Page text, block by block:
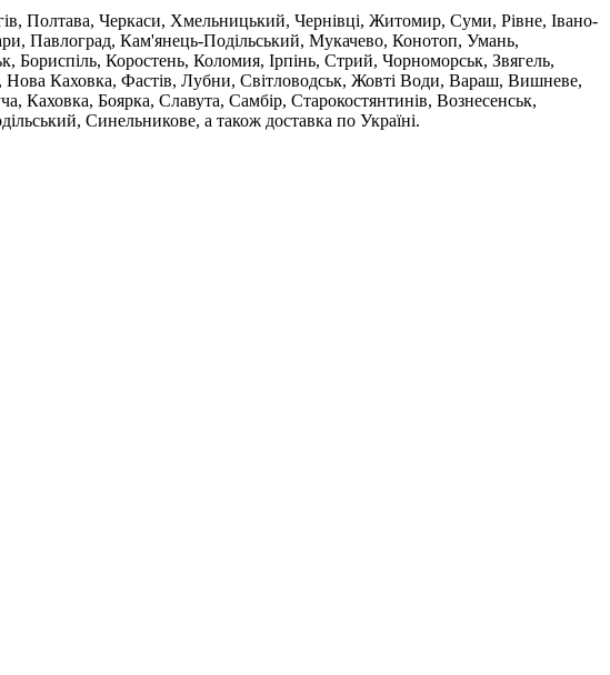
Полтава, Черкаси, Хмельницький, Чернівці, Житомир, Суми, Рівне, Івано-
Павлоград, Кам'янець-Подільський, Мукачево, Конотоп, Умань,
Коростень, Коломия, Ірпінь, Стрий, Чорноморськ, Звягель,
Каховка, Фастів, Лубни, Світловодськ, Жовті Води, Вараш, Вишневе,
Боярка, Славута, Самбір, Старокостянтинів, Вознесенськ,
Синельникове, а також доставка по Україні.